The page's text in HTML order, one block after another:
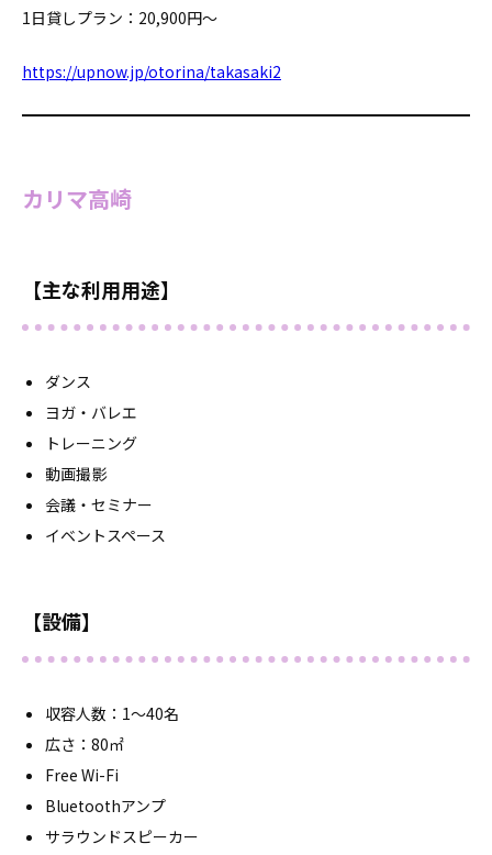
1日貸しプラン：20,900円～
https://upnow.jp/otorina/takasaki2
カリマ高崎
【主な利用用途】
ダンス
ヨガ・バレエ
トレーニング
動画撮影
会議・セミナー
イベントスペース
【設備】
収容人数：1～40名
広さ：80㎡
Free Wi-Fi
Bluetoothアンプ
サラウンドスピーカー